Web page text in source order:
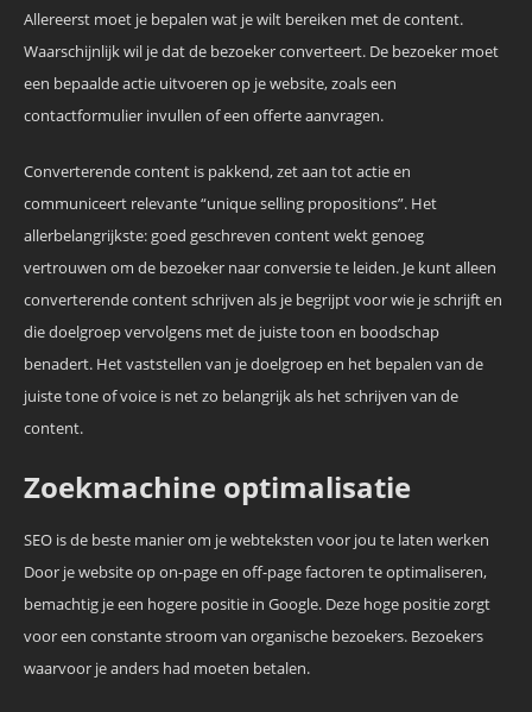
Allereerst moet je bepalen wat je wilt bereiken met de content.
Waarschijnlijk wil je dat de bezoeker converteert. De bezoeker moet
een bepaalde actie uitvoeren op je website, zoals een
contactformulier invullen of een offerte aanvragen.
Converterende content is pakkend, zet aan tot actie en
communiceert relevante “unique selling propositions”. Het
allerbelangrijkste: goed geschreven content wekt genoeg
vertrouwen om de bezoeker naar conversie te leiden. Je kunt alleen
converterende content schrijven als je begrijpt voor wie je schrijft en
die doelgroep vervolgens met de juiste toon en boodschap
benadert. Het vaststellen van je doelgroep en het bepalen van de
juiste tone of voice is net zo belangrijk als het schrijven van de
content.
Zoekmachine optimalisatie
SEO is de beste manier om je webteksten voor jou te laten werken
Door je website op on-page en off-page factoren te optimaliseren,
bemachtig je een hogere positie in Google. Deze hoge positie zorgt
voor een constante stroom van organische bezoekers. Bezoekers
waarvoor je anders had moeten betalen.